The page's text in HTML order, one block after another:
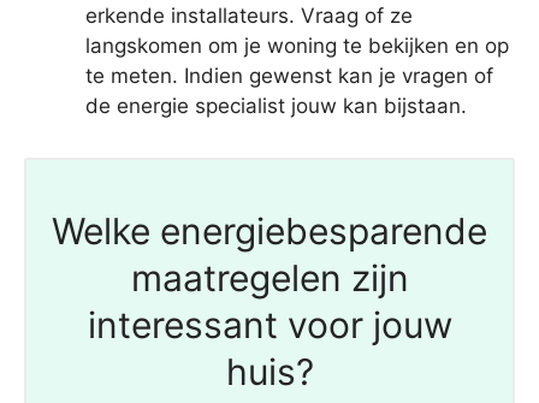
erkende installateurs. Vraag of ze
langskomen om je woning te bekijken en op
te meten. Indien gewenst kan je vragen of
de energie specialist jouw kan bijstaan.
Welke energiebesparende
maatregelen zijn
interessant voor jouw
huis?